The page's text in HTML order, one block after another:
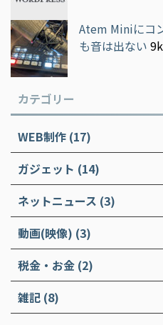
Atem Miniにコ
も音は出ない
カテゴリー
WEB制作 (17)
ガジェット (14)
ネットニュース (3)
動画(映像) (3)
税金・お金 (2)
雑記 (8)